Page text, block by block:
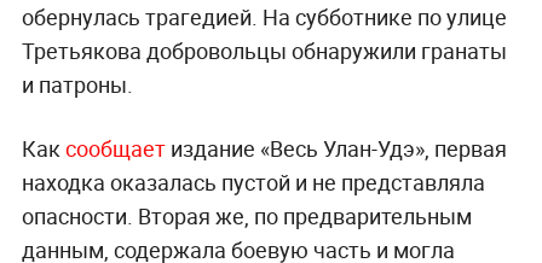
обернулась трагедией. На субботнике по улице
Третьякова добровольцы обнаружили гранаты
и патроны.
Каксообщает издание «Весь Улан-Удэ», первая
находка оказалась пустой и не представляла
опасности. Вторая же, по предварительным
данным, содержала боевую часть и могла